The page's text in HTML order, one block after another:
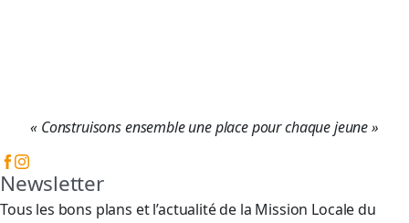
« Construisons ensemble une place pour chaque jeune »
Newsletter
Tous les bons plans et l’actualité de la Mission Locale du